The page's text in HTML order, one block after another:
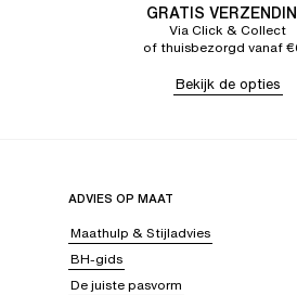
GRATIS
Via Click & Collect
of thuisbezorgd vanaf
Bekijk de opties
ADVIES OP MAAT
Maathulp & Stijladvies
BH-gids
De juiste pasvorm